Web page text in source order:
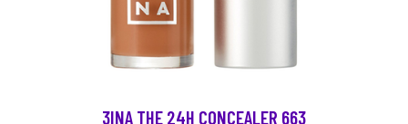
3INA THE 24H CONCEALER 663